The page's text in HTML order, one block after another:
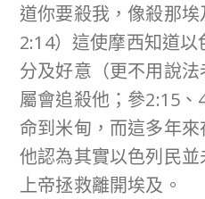
道你要殺我，像殺那
2:14）這使摩西知道
分及好意（更不用說
屬會追殺他；參2:15
命到米甸，而這多年
他認為其實以色列民
上帝拯救離開埃及。